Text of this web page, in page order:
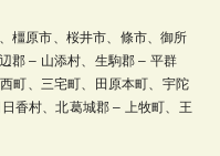
橿原市、桜井市、條市、御所
郡 – 山添村、生駒郡 – 平群
町、三宅町、田原本町、宇陀
香村、北葛城郡 – 上牧町、王